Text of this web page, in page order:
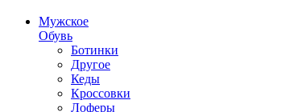
Мужское
Обувь
Ботинки
Другое
Кеды
Кроссовки
Лоферы